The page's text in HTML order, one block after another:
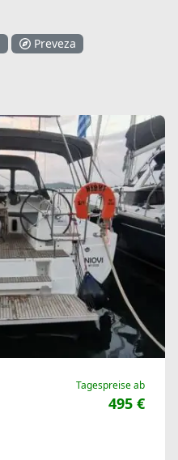
Preveza
Tagespreise ab
495 €